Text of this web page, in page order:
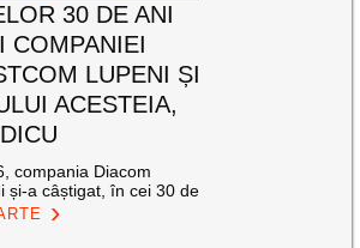
30 DE ANI
COMPANIEI
LUPENI ȘI
ACESTEIA,
compania Diacom
și-a câștigat, în cei 30 de